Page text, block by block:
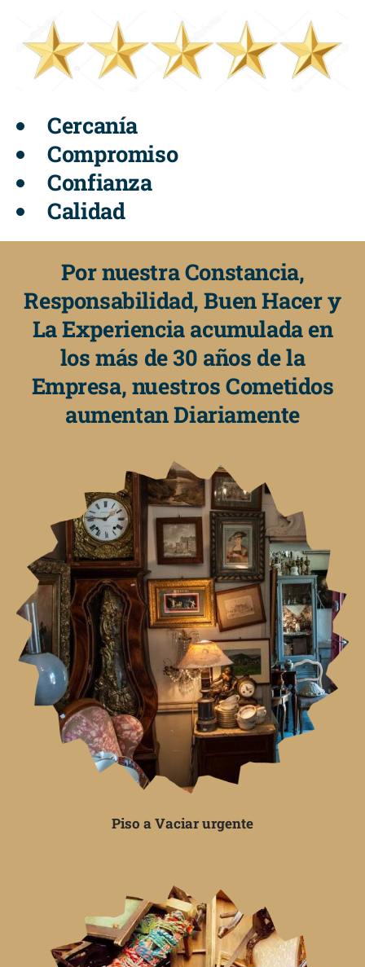
Cercanía
Compromiso
Confianza
Calidad
Por nuestra Constancia,
Responsabilidad, Buen Hacer y
La Experiencia acumulada en
los más de 30 años de la
Empresa, nuestros Cometidos
aumentan Diariamente
Piso a Vaciar urgente